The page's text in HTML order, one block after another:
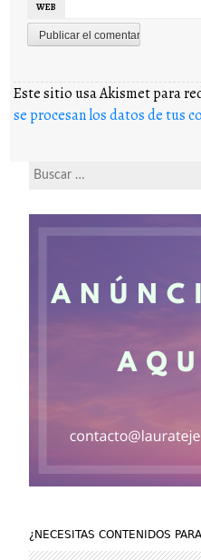
WEB
Este sitio usa Akismet para
se procesan los datos de tus
Buscar...
¿NECESITAS CONTENIDOS